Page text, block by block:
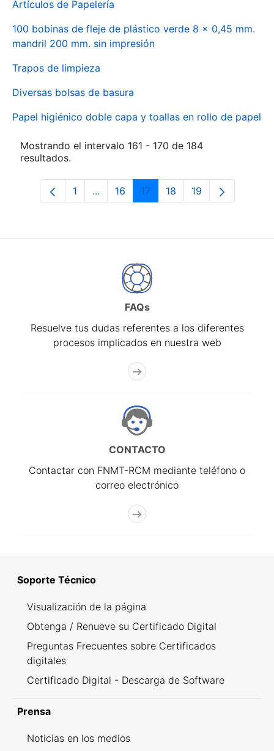
Artículos de Papelería
100 bobinas de fleje de plástico verde 8 x 0,45 mm.
mandril 200 mm. sin impresión
Trapos de limpieza
Diversas bolsas de basura
Papel higiénico doble capa y toallas en rollo de papel
Mostrando el intervalo 161 - 170 de 184
resultados.
Página
1 ...Páginas intermedias Use TAB para
Página
16 Página
17 Página
18 Página
19
FAQs
Resuelve tus dudas referentes a los diferentes
procesos implicados en nuestra web
CONTACTO
Contactar con FNMT-RCM mediante teléfono o
correo electrónico
Soporte Técnico
Visualización de la página
Obtenga / Renueve su Certificado Digital
Preguntas Frecuentes sobre Certificados
digitales
Certificado Digital - Descarga de Software
Prensa
Noticias en los medios